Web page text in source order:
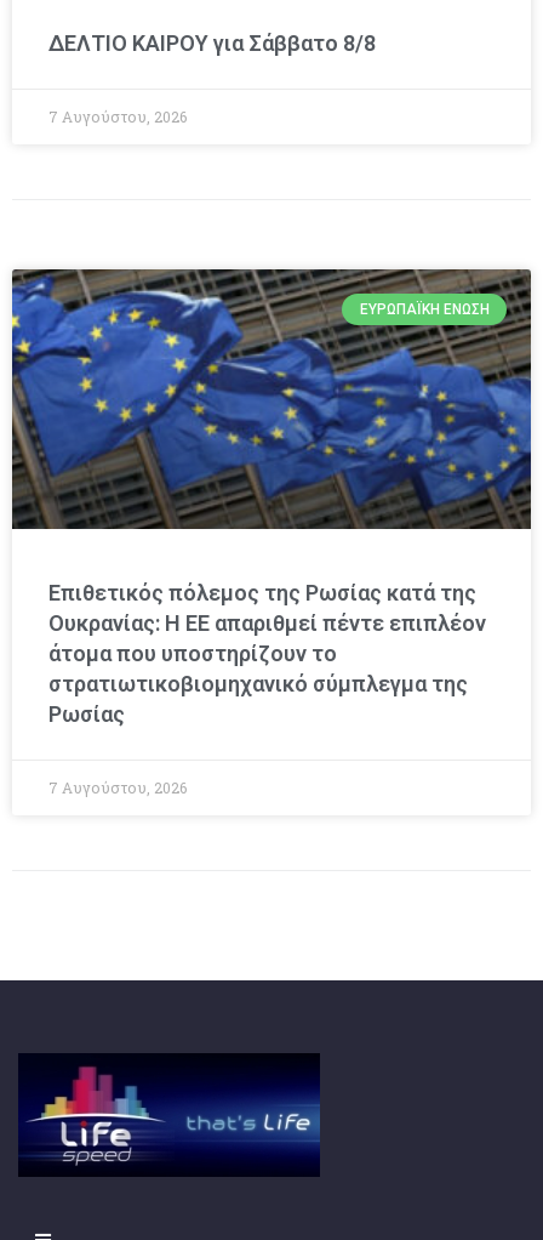
ΔΕΛΤΙΟ ΚΑΙΡΟΥ για Σάββατο 8/8
7 Αυγούστου, 2026
ΕΥΡΩΠΑΪΚΉ ΈΝΩΣΗ
Επιθετικός πόλεμος της Ρωσίας κατά της
Ουκρανίας: Η ΕΕ απαριθμεί πέντε επιπλέον
άτομα που υποστηρίζουν το
στρατιωτικοβιομηχανικό σύμπλεγμα της
Ρωσίας
7 Αυγούστου, 2026